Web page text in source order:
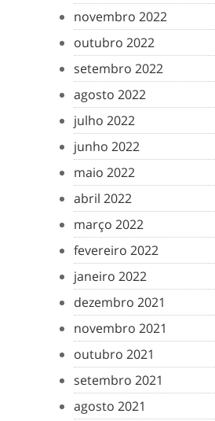
novembro 2022
outubro 2022
setembro 2022
agosto 2022
julho 2022
junho 2022
maio 2022
abril 2022
março 2022
fevereiro 2022
janeiro 2022
dezembro 2021
novembro 2021
outubro 2021
setembro 2021
agosto 2021